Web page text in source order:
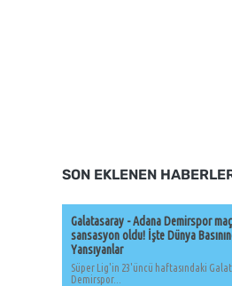
SON EKLENEN
Galatasaray - Adana Demirspor
sansasyon oldu! İşte Dünya
Yansıyanlar
Süper Lig'in 23'üncü haftasındaki
Demirspor...